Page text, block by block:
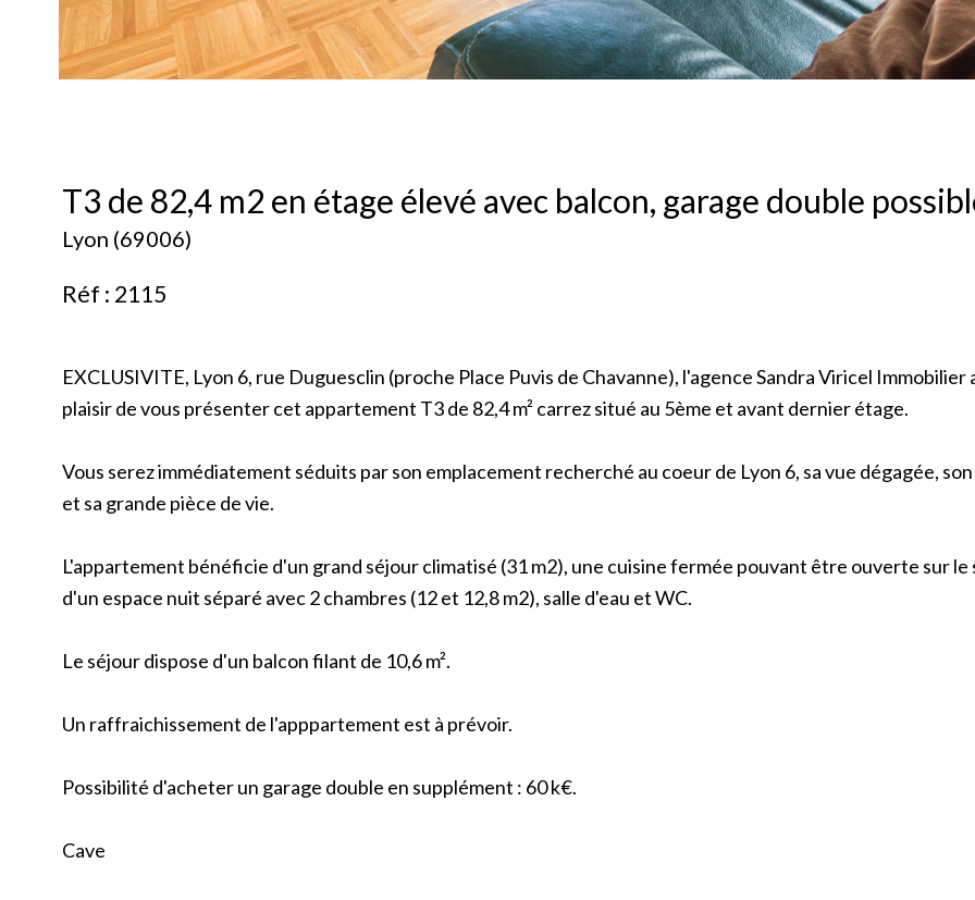
T3 de 82,4 m2 en étage élevé avec balcon, garage double
Lyon (69006)
Réf : 2115
EXCLUSIVITE, Lyon 6, rue Duguesclin (proche Place Puvis de Chavanne), l'agence Sandra Viricel Immobilier
plaisir de vous présenter cet appartement T3 de 82,4 m² carrez situé au 5ème et avant dernier étage.
Vous serez immédiatement séduits par son emplacement recherché au coeur de Lyon 6, sa vue dégagée,
et sa grande pièce de vie.
L'appartement bénéficie d'un grand séjour climatisé (31 m2), une cuisine fermée pouvant être ouverte sur le
d'un espace nuit séparé avec 2 chambres (12 et 12,8 m2), salle d'eau et WC.
Le séjour dispose d'un balcon filant de 10,6 m².
Un raffraichissement de l'apppartement est à prévoir.
Possibilité d'acheter un garage double en supplément : 60 k€.
Cave